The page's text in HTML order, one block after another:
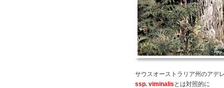
サウスオーストラリア州のアデ
ssp. viminalis とは対照的に